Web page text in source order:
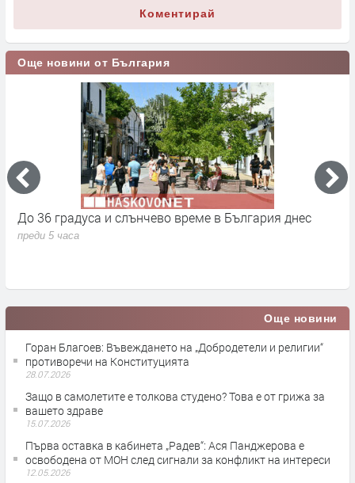
Коментирай
Още новини от България
До 36 градуса и слънчево време в България днес
преди 5 часа
Още новини
Горан Благоев: Въвеждането на „Добродетели и религии“
противоречи на Конституцията
28.07.2026
Защо в самолетите е толкова студено? Това е от грижа за
вашето здраве
15.07.2026
Първа оставка в кабинета „Радев“: Ася Панджерова е
освободена от МОН след сигнали за конфликт на интереси
12.05.2026